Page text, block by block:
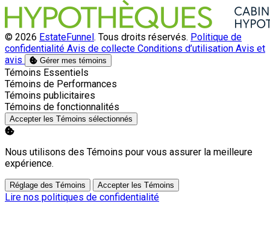
© 2026 EstateFunnel. Tous droits réservés. Politique de
confidentialité Avis de collecte Conditions d’utilisation Avis et
avis
Gérer mes témoins
Activer
Témoins Essentiels
Activer
Témoins de Performances
Activer
Témoins publicitaires
Activer
Témoins de fonctionnalités
Accepter les Témoins sélectionnés
Nous utilisons des Témoins pour vous assurer la meilleure
expérience.
Réglage des Témoins Accepter les Témoins
Lire nos politiques de confidentialité